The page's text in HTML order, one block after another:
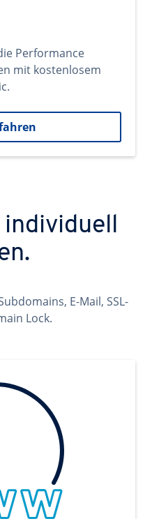
Performance
mit kostenlosem
individuell
E-Mail, SSL-
Lock.